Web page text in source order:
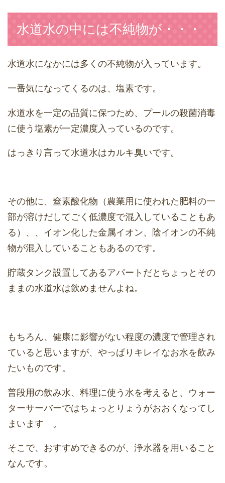
水道水の中には不純物が・・・
水道水になかには多くの不純物が入っています。
一番気になってくるのは、塩素です。
水道水を一定の品質に保つため、プールの殺菌消毒
に使う塩素が一定濃度入っているのです。
はっきり言って水道水はカルキ臭いです。
その他に、窒素酸化物（農業用に使われた肥料の一
部が溶けだしてごく低濃度で混入していることもあ
る）、、イオン化した金属イオン、陰イオンの不純
物が混入していることもあるのです。
貯蔵タンク設置してあるアパートだとちょっとその
ままの水道水は飲めませんよね。
もちろん、健康に影響がない程度の濃度で管理され
ていると思いますが、やっぱりキレイなお水を飲み
たいものです。
普段用の飲み水、料理に使う水を考えると、ウォー
ターサーバーではちょっとりょうがおおくなってし
まいます 。
そこで、おすすめできるのが、浄水器を用いること
なんです。